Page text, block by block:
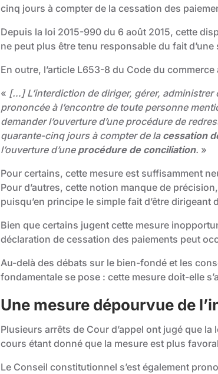
cinq jours à compter de la cessation des
Depuis la loi 2015-990 du 6 août 2015, cette
ne peut plus être tenu responsable du fait
En outre, l’article L653-8 du Code du commerce
« […] L’interdiction de diriger, gérer,
prononcée à l’encontre de toute personne
demander l’ouverture d’une procédure de
quarante-cinq jours à compter de la cessation
l’ouverture d’une procédure de conciliation. »
Pour certains, cette mesure est suffisamment
Pour d’autres, cette notion manque de
puisqu’en principe le simple fait d’être dirigeant
Bien que certains jugent cette mesure
déclaration de cessation des paiements peut
Au-delà des débats sur le bien-fondé et les
fondamentale se pose : cette mesure doit-elle
Une mesure dépourvue de
Plusieurs arrêts de Cour d’appel ont jugé que
cours étant donné que la mesure est plus
Le Conseil constitutionnel s’est également